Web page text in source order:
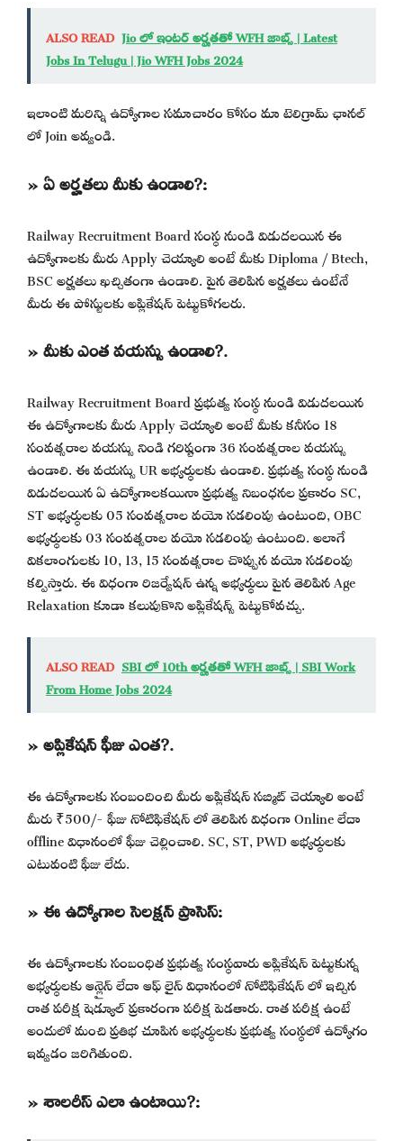
ALSO READ Jio లో ఇంటర్ అర్హతతో WFH జాబ్స్ | Latest
Jobs In Telugu | Jio WFH Jobs 2024
ఇలాంటి మరిన్ని ఉద్యోగాల సమాచారం కోసం మా టెలిగ్రామ్ ఛానల్
లో Join అవ్వండి.
» ఏ అర్హతలు మీకు ఉండాలి?:
Railway Recruitment Board సంస్థ నుండి విడుదలయిన ఈ
ఉద్యోగాలకు మీరు Apply చెయ్యాలి అంటే మీకు Diploma / Btech,
BSC అర్హతలు ఖచ్చితంగా ఉండాలి. పైన తెలిపిన అర్హతలు ఉంటేనే
మీరు ఈ పోస్టులకు అప్లికేషన్ పెట్టుకోగలరు.
» మీకు ఎంత వయస్సు ఉండాలి?.
Railway Recruitment Board ప్రభుత్వ సంస్థ నుండి విడుదలయిన
ఈ ఉద్యోగాలకు మీరు Apply చెయ్యాలి అంటే మీకు కనీసం 18
సంవత్సరాల వయస్సు నిండి గరిష్టంగా 36 సంవత్సరాల వయస్సు
ఉండాలి. ఈ వయస్సు UR అభ్యర్థులకు ఉండాలి. ప్రభుత్వ సంస్థ నుండి
విడుదలయిన ఏ ఉద్యోగాలకయినా ప్రభుత్వ నిబంధనల ప్రకారం SC,
ST అభ్యర్థులకు 05 సంవత్సరాల వయో సడలింపు ఉంటుంది, OBC
అభ్యర్థులకు 03 సంవత్సరాల వయో సడలింపు ఉంటుంది. అలాగే
వికలాంగులకు 10, 13, 15 సంవత్సరాల చొప్పున వయో సడలింపు
కల్పిస్తారు. ఈ విధంగా రిజర్వేషన్ ఉన్న అభ్యర్థులు పైన తెలిపిన Age
Relaxation కూడా కలుపుకొని అప్లికేషన్స్ పెట్టుకోవచ్చు.
ALSO READ SBI లో 10th అర్హతతో WFH జాబ్స్ | SBI Work
From Home Jobs 2024
» అప్లికేషన్ ఫీజు ఎంత?.
ఈ ఉద్యోగాలకు సంబందించి మీరు అప్లికేషన్ సబ్మిట్ చెయ్యాలి అంటే
మీరు ₹500/- ఫీజు నోటిఫికేషన్ లో తెలిపిన విధంగా Online లేదా
offline విధానంలో ఫీజు చెల్లించాలి. SC, ST, PWD అభ్యర్థులకు
ఎటువంటి ఫీజు లేదు.
» ఈ ఉద్యోగాల సెలక్షన్ ప్రాసెస్:
ఈ ఉద్యోగాలకు సంబంధిత ప్రభుత్వ సంస్థవారు అప్లికేషన్ పెట్టుకున్న
అభ్యర్థులకు ఆన్లైన్ లేదా ఆఫ్ లైన్ విధానంలో నోటిఫికేషన్ లో ఇచ్చిన
రాత పరీక్ష షెడ్యూల్ ప్రకారంగా పరీక్ష పెడతారు. రాత పరీక్ష ఉంటే
అందులో మంచి ప్రతిభ చూపిన అభ్యర్థులకు ప్రభుత్వ సంస్థలో ఉద్యోగం
ఇవ్వడం జరిగితుంది.
» శాలరీస్ ఎలా ఉంటాయి?: